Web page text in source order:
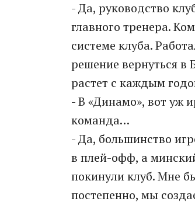
- Да, руководство
главного тренера.
системе клуба.
решение вернуться в
растет с каждым
- В «Динамо», вот уж
команда…
- Да, большинство
в плей-офф, а
покинули клуб. Мне
постепенно, мы